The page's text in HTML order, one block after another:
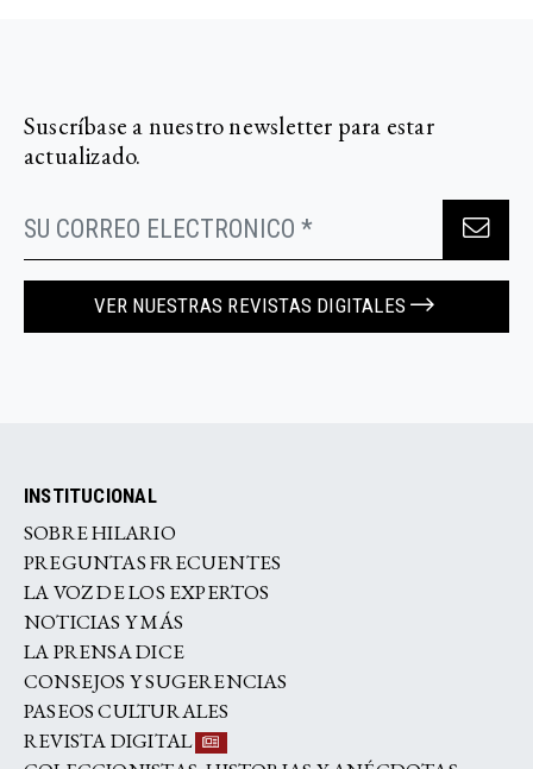
Suscríbase a nuestro newsletter para estar
actualizado.
VER NUESTRAS REVISTAS DIGITALES
INSTITUCIONAL
SOBRE HILARIO
PREGUNTAS FRECUENTES
LA VOZ DE LOS EXPERTOS
NOTICIAS Y MÁS
LA PRENSA DICE
CONSEJOS Y SUGERENCIAS
PASEOS CULTURALES
REVISTA DIGITAL